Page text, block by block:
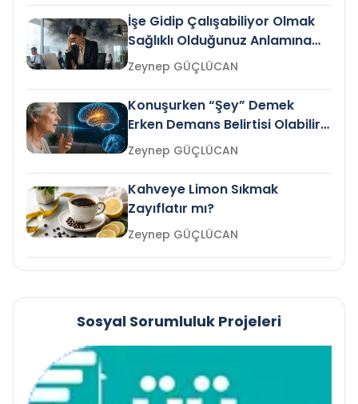
İşe Gidip Çalışabiliyor Olmak
Sağlıklı Olduğunuz Anlamına
Gelir mi?Zeynep GÜÇLÜCAN
Konuşurken “Şey” Demek
Erken Demans Belirtisi Olabilir
mi?
Zeynep GÜÇLÜCAN
Kahveye Limon Sıkmak
Zayıflatır mı?
Zeynep GÜÇLÜCAN
Sosyal Sorumluluk Projeleri